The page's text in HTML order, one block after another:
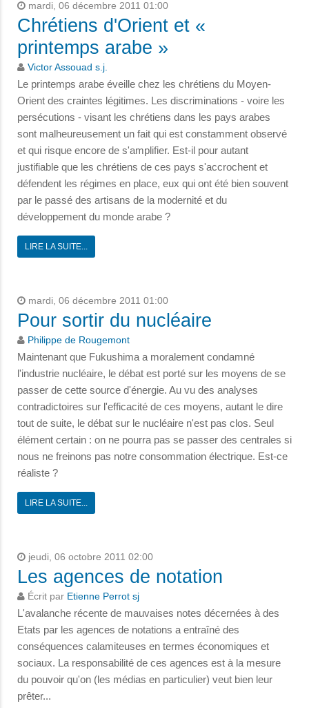
mardi, 06 décembre 2011 01:00
Chrétiens d'Orient et «
printemps arabe »
Victor Assouad s.j.
Le printemps arabe éveille chez les chrétiens du Moyen-
Orient des craintes légitimes. Les discriminations - voire les
persécutions - visant les chrétiens dans les pays arabes
sont malheureusement un fait qui est constamment observé
et qui risque encore de s'amplifier. Est-il pour autant
justifiable que les chrétiens de ces pays s'accrochent et
défendent les régimes en place, eux qui ont été bien souvent
par le passé des artisans de la modernité et du
développement du monde arabe ?
LIRE LA SUITE...
mardi, 06 décembre 2011 01:00
Pour sortir du nucléaire
Philippe de Rougemont
Maintenant que Fukushima a moralement condamné
l'industrie nucléaire, le débat est porté sur les moyens de se
passer de cette source d'énergie. Au vu des analyses
contradictoires sur l'efficacité de ces moyens, autant le dire
tout de suite, le débat sur le nucléaire n'est pas clos. Seul
élément certain : on ne pourra pas se passer des centrales si
nous ne freinons pas notre consommation électrique. Est-ce
réaliste ?
LIRE LA SUITE...
jeudi, 06 octobre 2011 02:00
Les agences de notation
Écrit par Etienne Perrot sj
L'avalanche récente de mauvaises notes décernées à des
Etats par les agences de notations a entraîné des
conséquences calamiteuses en termes économiques et
sociaux. La responsabilité de ces agences est à la mesure
du pouvoir qu'on (les médias en particulier) veut bien leur
prêter...